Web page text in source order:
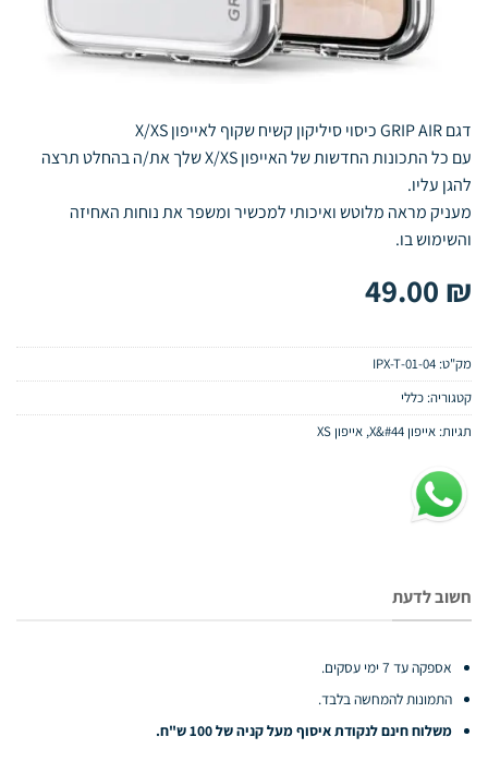
דגם GRIP AIR כיסוי סיליקון קשיח שקוף לאייפון X/XS
עם כל התכונות החדשות של האייפון X/XS שלך את/ה בהחלט תרצה
להגן עליו.
מעניק מראה מלוטש ואיכותי למכשיר ומשפר את נוחות האחיזה
והשימוש בו.
49.00 ₪
מק"ט: 01-04-IPX-T
קטגוריה: כללי
תגיות: אייפון X&#44 , אייפון XS
חשוב לדעת
אספקה עד 7 ימי עסקים.
התמונות להמחשה בלבד.
משלוח חינם לנקודת איסוף מעל קניה של 100 ש"ח.